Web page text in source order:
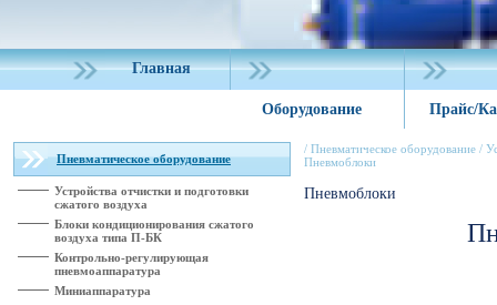
Главная
Оборудование Прайс/
Пневматическое оборудование
Устройства отчистки и подготовки
сжатого воздуха
Блоки кондиционирования сжатого
воздуха типа П-БК
Контрольно-регулирующая
пневмоаппаратура
Миниаппаратура
/ Пневматическое оборудование /
Пневмоблоки
Пневмоблоки